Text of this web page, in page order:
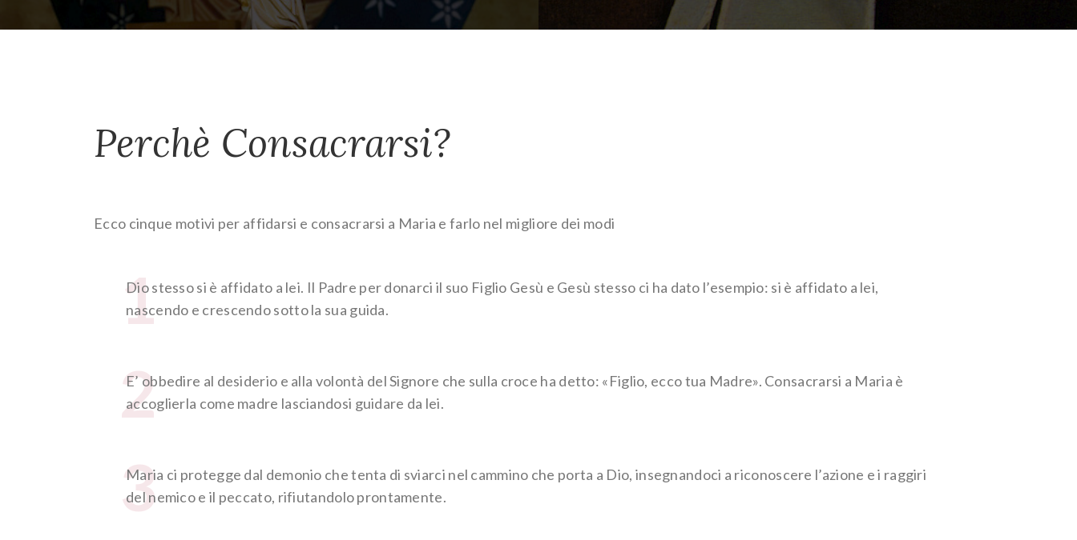
Perchè Consacrarsi?
Ecco cinque motivi per affidarsi e consacrarsi a Maria e farlo nel migliore dei modi
1
Dio stesso si è affidato a lei. Il Padre per donarci il suo Figlio Gesù e Gesù stesso ci ha dato l’esempio: si è affidato a lei,
nascendo e crescendo sotto la sua guida.
2
E’ obbedire al desiderio e alla volontà del Signore che sulla croce ha detto: «Figlio, ecco tua Madre». Consacrarsi a Maria è
accoglierla come madre lasciandosi guidare da lei.
3
Maria ci protegge dal demonio che tenta di sviarci nel cammino che porta a Dio, insegnandoci a riconoscere l’azione e i raggiri
del nemico e il peccato, rifiutandolo prontamente.